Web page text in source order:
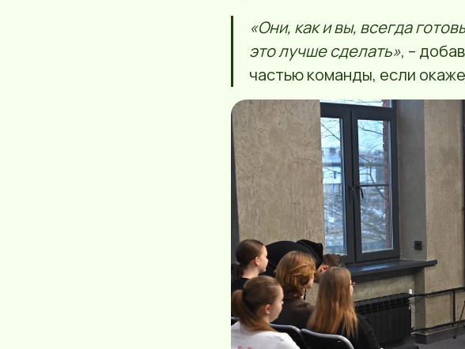
«Они, как и вы, всегда
это лучше сделать», –
частью команды, если